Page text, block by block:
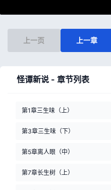
上一页 上一章
怪谭新说 - 章节列表
第1章三生味（上）
第3章三生味（下）
第5章离人眼（中）
第7章长生树（上）